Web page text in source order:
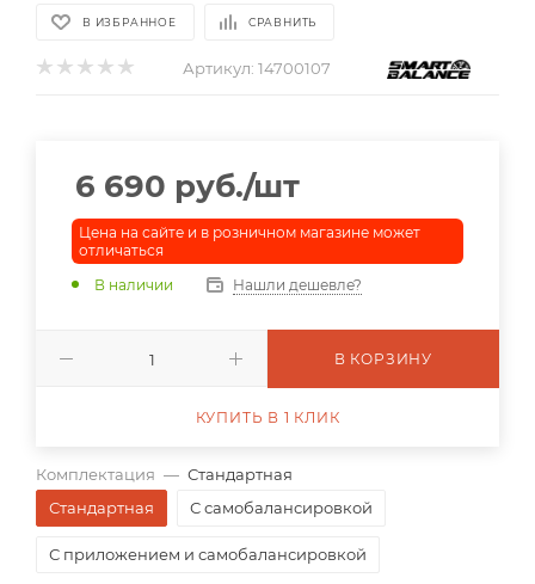
В ИЗБРАННОЕ СРАВНИТЬ
Артикул: 14700107
Комплектация — Стандартная
Стандартная
С самобалансировкой
С приложением и самобалансировкой
6 690 руб./шт
Цена на сайте и в розничном магазине может
отличаться
В наличии
Нашли дешевле?
В КОРЗИНУ
КУПИТЬ В 1 КЛИК